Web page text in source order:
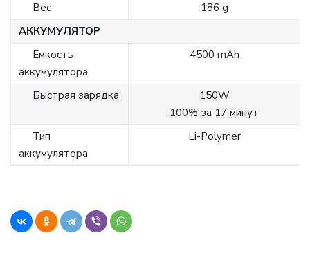
Вес
186 g
АККУМУЛЯТОР
Емкость
аккумулятора
4500 mAh
Быстрая зарядка
150W
100% за 17 минут
Тип
аккумулятора
Li-Polymer